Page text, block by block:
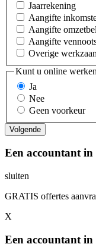
Jaarrekening
Aangifte
Aangifte
Aangifte
Overige
Kunt u online
Ja
Nee
Geen voorkeur
Een accountant
sluiten
GRATIS offertes
X
Een accountant